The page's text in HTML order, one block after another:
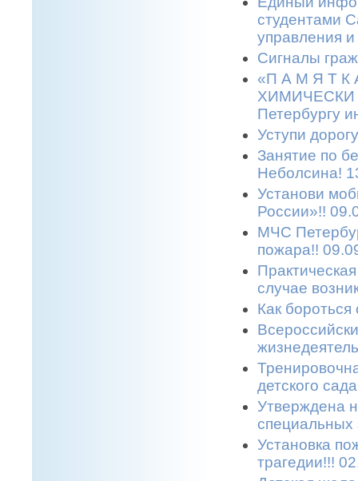
студентами
управления
Сигналы
«П А М Я Т
ХИМИЧЕСКИ
Петербургу
Уступи
Занятие по
Неболсина!
Установи
России»!!
МЧС
пожара!!
случае
Как
детского
Утверждена
специальных
Установка
трагедии!!!